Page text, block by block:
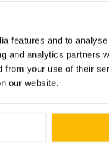
features and to
and analytics partners
from your use of their
our website.